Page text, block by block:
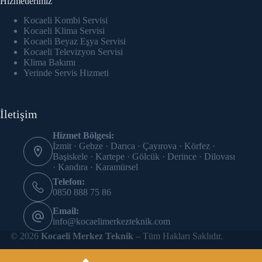
Hacklink panel
Hacklink Panel
Hacklink panel
Hacklink panel
Hacklink panel
Hacklink panel
Hacklink panel
Hacklink panel
Hacklink panel
Kocaeli Kombi Servisi
Kocaeli Klima Servisi
Kocaeli Beyaz Eşya Servisi
Kocaeli Televizyon Servisi
Klima Bakımı
Yerinde Servis Hizmeti
İletişim
Hizmet Bölgesi:
İzmit · Gebze · Darıca · Çayırova · Körfez ·
Başiskele · Kartepe · Gölcük · Derince · Dilovası
· Kandıra · Karamürsel
Telefon:
0850 888 75 86
Email:
info@kocaelimerkezteknik.com
© 2026Kocaeli Merkez Teknik – Tüm Hakları Saklıdır.